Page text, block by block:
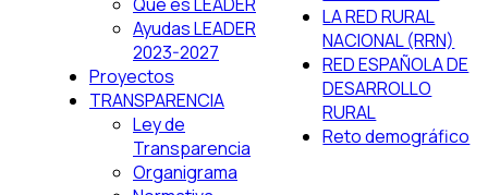
Ayudas LEADER
2023-2027
Proyectos
TRANSPARENCIA
Ley de
Transparencia
Organigrama
LA RED RURAL
NACIONAL (RRN)
RED ESPAÑOLA DE
DESARROLLO
RURAL
Reto demográfico